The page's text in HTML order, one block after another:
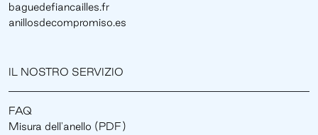
baguedefiancailles.fr
anillosdecompromiso.es
IL NOSTRO SERVIZIO
FAQ
Misura dell'anello (PDF)